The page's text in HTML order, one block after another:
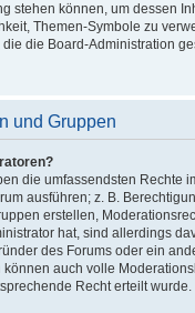
stehen können, um dessen
Themen-Symbole zu
die Board-Administration
und Gruppen
die umfassendsten Rechte
ausführen; z. B.
erstellen,
hat, sind allerdings
des Forums oder ein
können auch volle
Recht erteilt wurde.